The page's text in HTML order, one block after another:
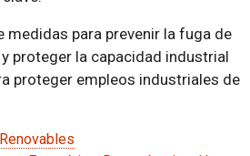
medidas para prevenir la fuga de
proteger la capacidad industrial
proteger empleos industriales de